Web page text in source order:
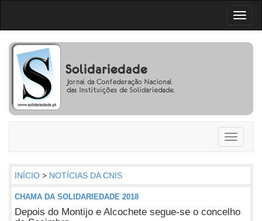
Toggle
INÍCIO > NOTÍCIAS DA CNIS
CHAMA DA SOLIDARIEDADE 2018
Depois do Montijo e Alcochete segue-se o concelho